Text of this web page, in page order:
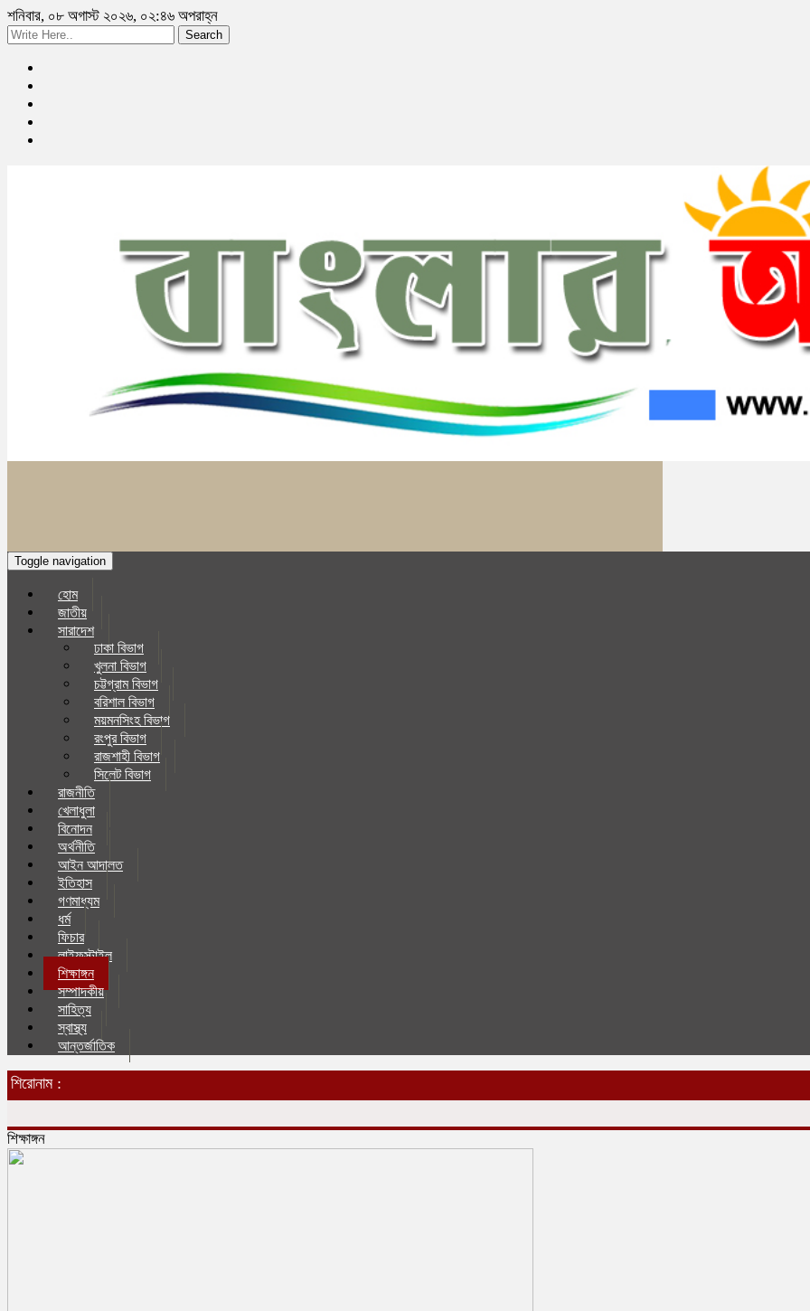
শনিবার, ০৮ অগাস্ট ২০২৬, ০২:৪৬ অপরাহ্ন
Search
Toggle navigation
হোম
জাতীয়
সারাদেশ
ঢাকা বিভাগ
খুলনা বিভাগ
চট্টগ্রাম বিভাগ
বরিশাল বিভাগ
ময়মনসিংহ বিভাগ
রংপুর বিভাগ
রাজশাহী বিভাগ
সিলেট বিভাগ
রাজনীতি
খেলাধুলা
বিনোদন
অর্থনীতি
আইন আদালত
ইতিহাস
গণমাধ্যম
ধর্ম
ফিচার
লাইফস্টাইল
শিক্ষাঙ্গন
সম্পাদকীয়
সাহিত্য
স্বাস্থ্য
আন্তর্জাতিক
শিরোনাম :
শিক্ষাঙ্গন